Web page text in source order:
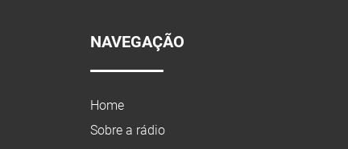
NAVEGAÇÃO
Home
Sobre a rádio